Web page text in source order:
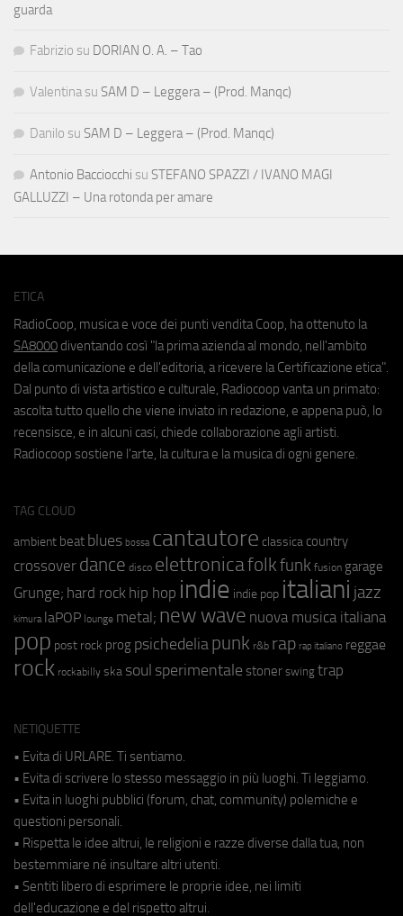
guarda
Fabrizio su DORIAN O. A. – Tao
Valentina su SAM D – Leggera – (Prod. Manqc)
Danilo su SAM D – Leggera – (Prod. Manqc)
Antonio Bacciocchi su STEFANO SPAZZI / IVANO MAGI
GALLUZZI – Una rotonda per amare
ETICA
RadioCoop, musica e voce dei punti vendita Coop, ha ottenuto la
SA8000 diventando così "la prima azienda al mondo, nell'ambito
della comunicazione e dell'editoria, a ricevere la Certificazione etica".
Dal punto di vista artistico e culturale, Radiocoop vanta un primato:
ascolta tutto quello che viene inviato in redazione, e appena può, lo
recensisce, e in alcuni casi, chiede collaborazione agli artisti.
Radiocoop sostiene l'arte, la cultura e la musica di ogni genere.
TAG CLOUD
ambient beat blues bossa cantautore classica country
crossover dance disco elettronicafolkfunk fusion garage
Grunge; hard rock hip hop indie indie pop italiani jazz
kimura laPOP lounge metal; new wave nuova musica italiana
pop post rock prog psichedeliapunk r&b rap rap italiano reggae
rock rockabilly ska soul sperimentale stoner swing trap
NETIQUETTE
• Evita di URLARE. Ti sentiamo.
• Evita di scrivere lo stesso messaggio in più luoghi. Ti leggiamo.
• Evita in luoghi pubblici (forum, chat, community) polemiche e
questioni personali.
• Rispetta le idee altrui, le religioni e razze diverse dalla tua, non
bestemmiare né insultare altri utenti.
• Sentiti libero di esprimere le proprie idee, nei limiti
dell'educazione e del rispetto altrui.